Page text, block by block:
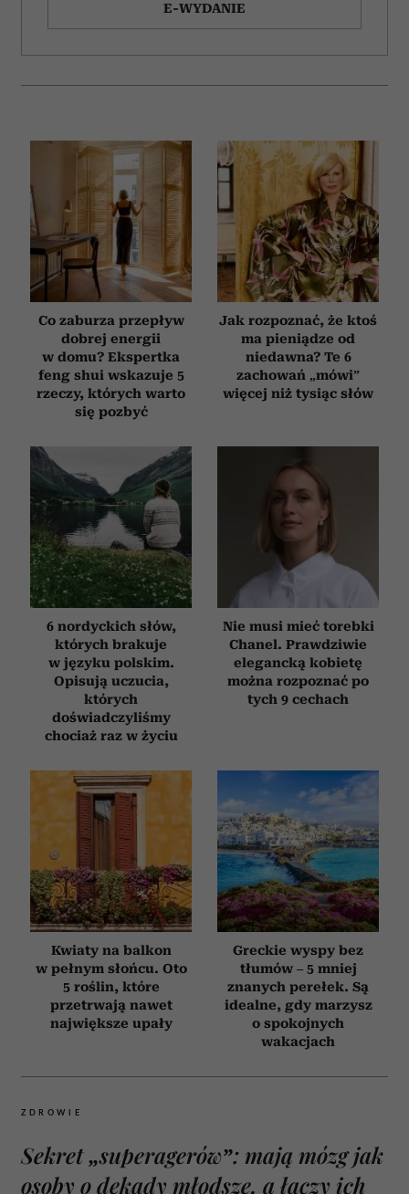
E-WYDANIE
Co zaburza przepływ
dobrej energii
w domu? Ekspertka
feng shui wskazuje 5
rzeczy, których warto
się pozbyć
Jak rozpoznać, że ktoś
ma pieniądze od
niedawna? Te 6
zachowań „mówi”
więcej niż tysiąc słów
6 nordyckich słów,
których brakuje
w języku polskim.
Opisują uczucia,
których
doświadczyliśmy
chociaż raz w życiu
Nie musi mieć torebki
Chanel. Prawdziwie
elegancką kobietę
można rozpoznać po
tych 9 cechach
Kwiaty na balkon
w pełnym słońcu. Oto
5 roślin, które
przetrwają nawet
największe upały
Greckie wyspy bez
tłumów – 5 mniej
znanych perełek. Są
idealne, gdy marzysz
o spokojnych
wakacjach
ZDROWIE
Sekret „superagerów”: mają mózg jak
osoby o dekady młodsze, a łączy ich